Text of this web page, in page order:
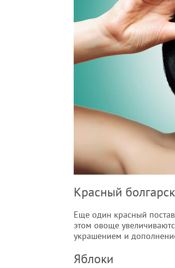
Красный
Еще один красный
этом овоще
украшением и
Яблоки